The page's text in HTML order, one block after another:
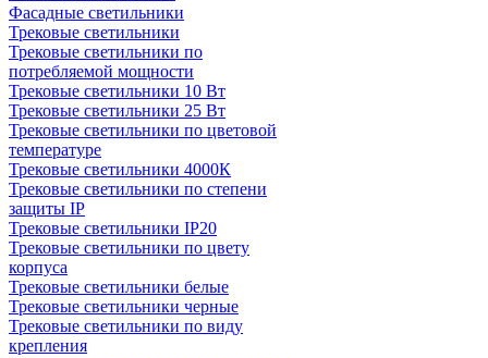
Фасадные светильники
Трековые светильники
Трековые светильники по
потребляемой мощности
Трековые светильники 10 Вт
Трековые светильники 25 Вт
Трековые светильники по цветовой
температуре
Трековые светильники 4000К
Трековые светильники по степени
защиты IP
Трековые светильники IP20
Трековые светильники по цвету
корпуса
Трековые светильники белые
Трековые светильники черные
Трековые светильники по виду
крепления